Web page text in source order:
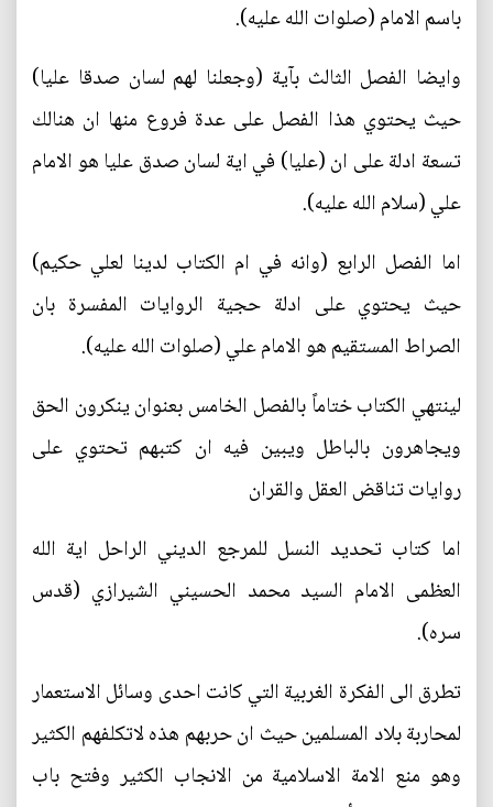
باسم الامام (صلوات الله عليه).
وايضا الفصل الثالث بآية (وجعلنا لهم لسان صدقا عليا)
حيث يحتوي هذا الفصل على عدة فروع منها ان هنالك
تسعة ادلة على ان (عليا) في اية لسان صدق عليا هو الامام
علي (سلام الله عليه).
اما الفصل الرابع (وانه في ام الكتاب لدينا لعلي حكيم)
حيث يحتوي على ادلة حجية الروايات المفسرة بان
الصراط المستقيم هو الامام علي (صلوات الله عليه).
لينتهي الكتاب ختاماً بالفصل الخامس بعنوان ينكرون الحق
ويجاهرون بالباطل ويبين فيه ان كتبهم تحتوي على
روايات تناقض العقل والقران
اما كتاب تحديد النسل للمرجع الديني الراحل اية الله
العظمى الامام السيد محمد الحسيني الشيرازي (قدس
سره).
تطرق الى الفكرة الغربية التي كانت احدى وسائل الاستعمار
لمحاربة بلاد المسلمين حيث ان حربهم هذه لاتكلفهم الكثير
وهو منع الامة الاسلامية من الانجاب الكثير وفتح باب